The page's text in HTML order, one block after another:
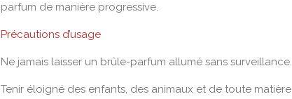
parfum de manière progressive.
Précautions d’usage
Ne jamais laisser un brûle-parfum allumé sans surveillance.
Tenir éloigné des enfants, des animaux et de toute matière